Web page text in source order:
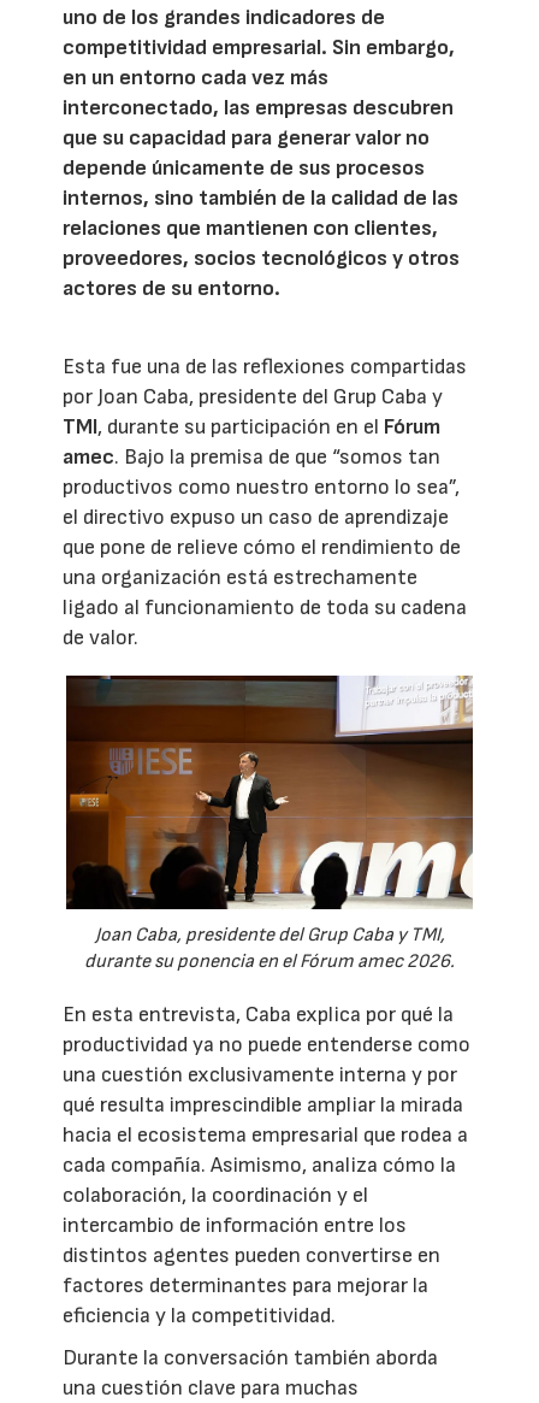
uno de los grandes indicadores de
competitividad empresarial. Sin embargo,
en un entorno cada vez más
interconectado, las empresas descubren
que su capacidad para generar valor no
depende únicamente de sus procesos
internos, sino también de la calidad de las
relaciones que mantienen con clientes,
proveedores, socios tecnológicos y otros
actores de su entorno.
Esta fue una de las reflexiones compartidas
por Joan Caba, presidente del Grup Caba y
TMI, durante su participación en el Fórum
amec. Bajo la premisa de que “somos tan
productivos como nuestro entorno lo sea”,
el directivo expuso un caso de aprendizaje
que pone de relieve cómo el rendimiento de
una organización está estrechamente
ligado al funcionamiento de toda su cadena
de valor.
Joan Caba, presidente del Grup Caba y TMI,
durante su ponencia en el Fórum amec 2026.
En esta entrevista, Caba explica por qué la
productividad ya no puede entenderse como
una cuestión exclusivamente interna y por
qué resulta imprescindible ampliar la mirada
hacia el ecosistema empresarial que rodea a
cada compañía. Asimismo, analiza cómo la
colaboración, la coordinación y el
intercambio de información entre los
distintos agentes pueden convertirse en
factores determinantes para mejorar la
eficiencia y la competitividad.
Durante la conversación también aborda
una cuestión clave para muchas